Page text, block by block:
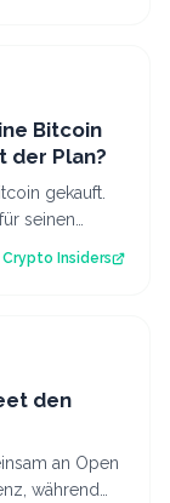
Bitcoin
der Plan?
gekauft.
seinen
Crypto Insiders
den
an Open
während